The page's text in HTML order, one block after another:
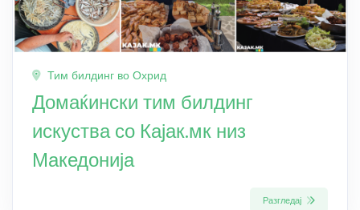
Тим билдинг во Охрид
Домаќински тим билдинг
искуства со Кајак.мк низ
Македонија
Разгледај